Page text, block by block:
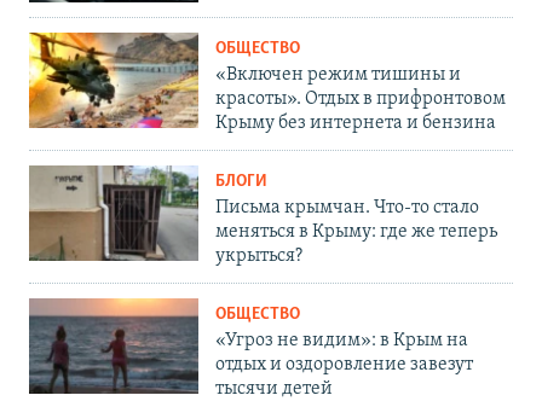
ОБЩЕСТВО
«Включен режим тишины и
красоты». Отдых в прифронтовом
Крыму без интернета и бензина
БЛОГИ
Письма крымчан. Что-то стало
меняться в Крыму: где же теперь
укрыться?
ОБЩЕСТВО
«Угроз не видим»: в Крым на
отдых и оздоровление завезут
тысячи детей